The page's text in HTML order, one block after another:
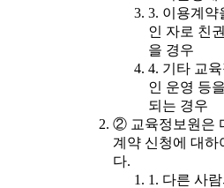
3. 이용계약
인 자로 친
을 경우
4. 기타 교
인 운영 등
되는 경우
② 교육정보원은
계약 신청에 대하
다.
1. 다른 사